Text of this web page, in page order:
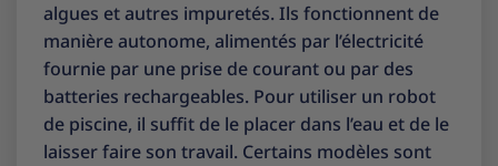
algues et autres impuretés. Ils fonctionnent de
manière autonome, alimentés par l’électricité
fournie par une prise de courant ou par des
batteries rechargeables. Pour utiliser un robot
de piscine, il suffit de le placer dans l’eau et de le
laisser faire son travail. Certains modèles sont